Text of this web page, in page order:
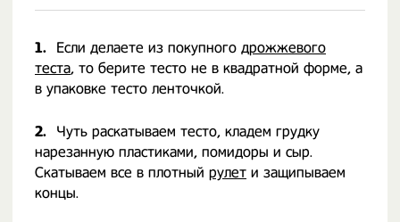
1. Если делаете из покупного дрожжевого
теста, то берите тесто не в квадратной форме, а
в упаковке тесто ленточкой.
2.
Чуть раскатываем тесто, кладем грудку
нарезанную пластиками, помидоры и сыр.
Скатываем все в плотный рулет и защипываем
концы.